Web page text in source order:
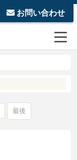
お問い合わせ
最後